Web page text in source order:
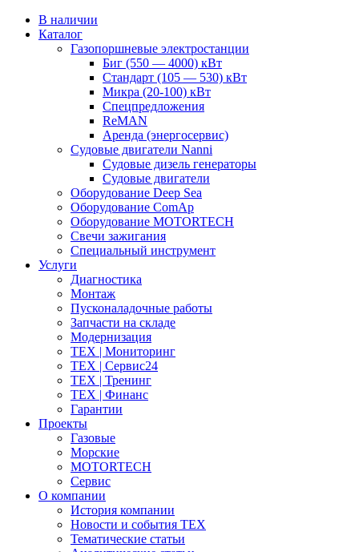
В наличии
Каталог
Газопоршневые электростанции
Биг (550 — 4000) кВт
Стандарт (105 — 530) кВт
Микра (20-100) кВт
Спецпредложения
ReMAN
Аренда (энергосервис)
Судовые двигатели Nanni
Судовые дизель генераторы
Судовые двигатели
Оборудование Deep Sea
Оборудование ComAp
Оборудование MOTORTECH
Свечи зажигания
Специальный инструмент
Услуги
Диагностика
Монтаж
Пусконаладочные работы
Запчасти на складе
Модернизация
ТЕХ | Мониторинг
ТЕХ | Сервис24
ТЕХ | Тренинг
ТЕХ | Финанс
Гарантии
Проекты
Газовые
Морские
MOTORTECH
Сервис
О компании
История компании
Новости и события ТЕХ
Тематические статьи